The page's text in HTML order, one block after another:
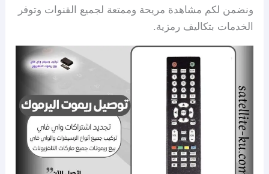
ونضمن لكم مشاهدة مريحة وممتعة لجميع القنوات وتوفر
الخدمات بتكاليف رمزية.